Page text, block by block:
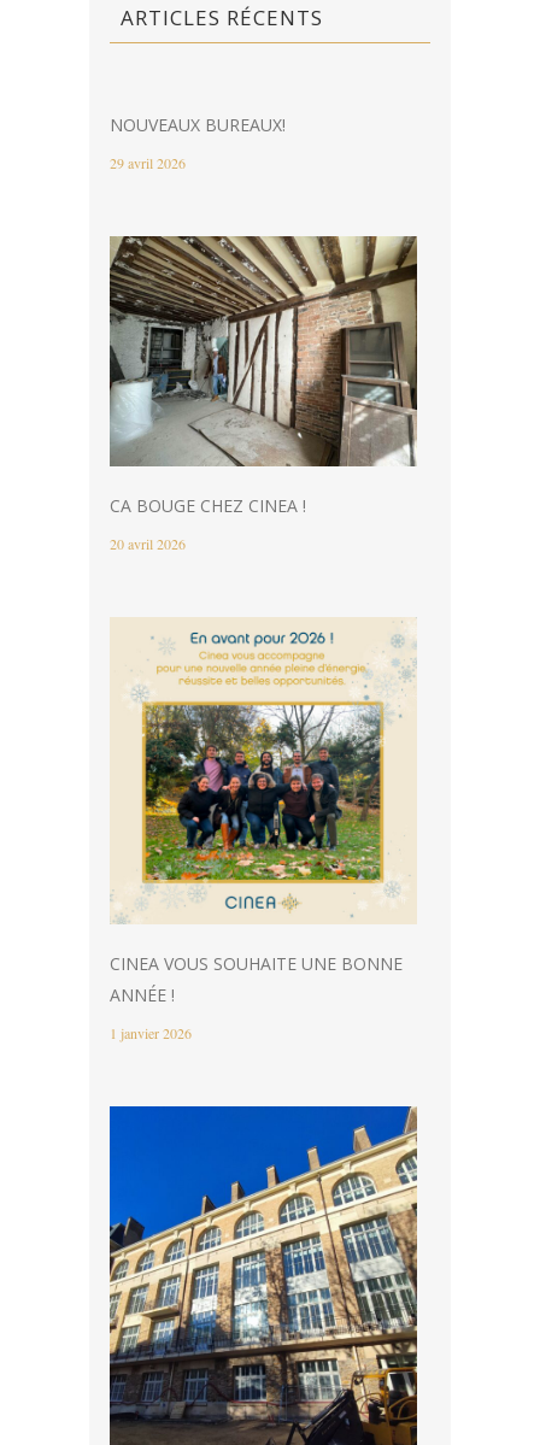
ARTICLES RÉCENTS
NOUVEAUX BUREAUX!
29 avril 2026
CA BOUGE CHEZ CINEA !
20 avril 2026
CINEA VOUS SOUHAITE UNE BONNE
ANNÉE !
1 janvier 2026